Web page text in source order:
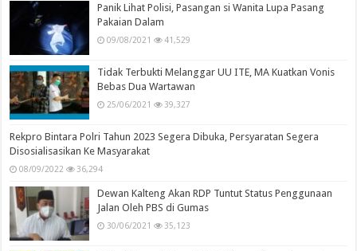
Panik Lihat Polisi, Pasangan si Wanita Lupa Pasang
Pakaian Dalam
09/08/2021 41,529
Tidak Terbukti Melanggar UU ITE, MA Kuatkan Vonis
Bebas Dua Wartawan
25/06/2021 39,327
Rekpro Bintara Polri Tahun 2023 Segera Dibuka, Persyaratan Segera
Disosialisasikan Ke Masyarakat
08/09/2022 36,294
Dewan Kalteng Akan RDP Tuntut Status Penggunaan
Jalan Oleh PBS di Gumas
30/06/2021 35,123